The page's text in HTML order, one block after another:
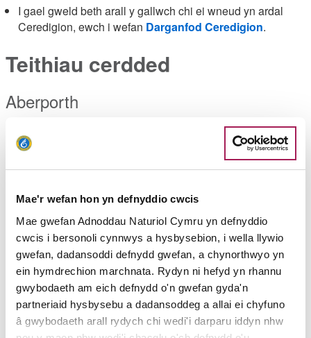
Mae'r wefan hon yn defnyddio cwcis
Mae gwefan Adnoddau Naturiol Cymru yn defnyddio
cwcis i bersonoli cynnwys a hysbysebion, i wella llywio
gwefan, dadansoddi defnydd gwefan, a chynorthwyo yn
ein hymdrechion marchnata. Rydyn ni hefyd yn rhannu
gwybodaeth am eich defnydd o'n gwefan gyda'n
partneriaid hysbysebu a dadansoddeg a allai ei chyfuno
â gwybodaeth arall rydych chi wedi'i darparu iddyn nhw
I gael gweld beth arall y gallwch chi ei wneud yn ardal
Ceredigion, ewch i wefan Darganfod Ceredigion.
Teithiau cerdded
Aberporth
Darn o’r llwybr sydd wedi’i ddynodi’n bwrpasol ar gyfer pobl
mewn cadeiriau olwyn. Mae’n rhedeg ar hyd ymyl
arfordir Ceredigion o’r clogwyni. Mae Aberporth hefyd yn lle
da i weld dolffiniaid. (Bws)
Aberystwyth i Glarach
1.7 milltir / 2.7 km
Mae’r darn byr hwn o lwybr yr arfordir yn arwain dros Graig
Glais (Constitution Hill). O ben y graig cewch olygfeydd